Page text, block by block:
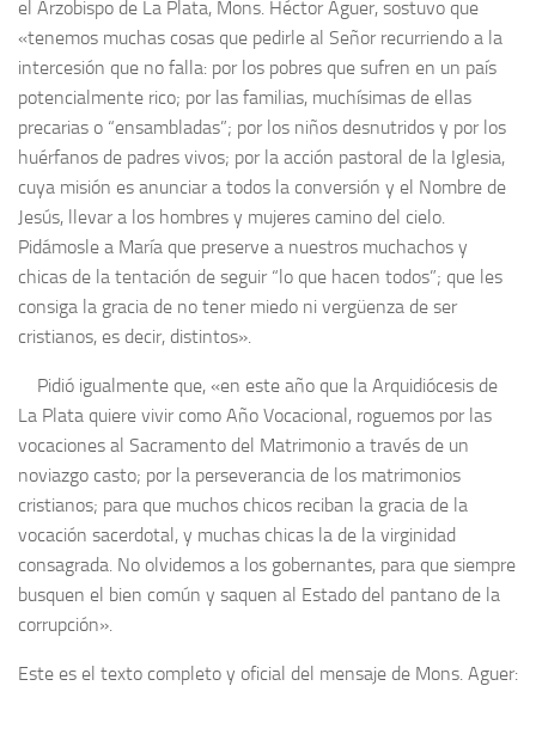
el Arzobispo de La Plata, Mons. Héctor Aguer, sostuvo que
«tenemos muchas cosas que pedirle al Señor recurriendo a la
intercesión que no falla: por los pobres que sufren en un país
potencialmente rico; por las familias, muchísimas de ellas
precarias o “ensambladas”; por los niños desnutridos y por los
huérfanos de padres vivos; por la acción pastoral de la Iglesia,
cuya misión es anunciar a todos la conversión y el Nombre de
Jesús, llevar a los hombres y mujeres camino del cielo.
Pidámosle a María que preserve a nuestros muchachos y
chicas de la tentación de seguir “lo que hacen todos”; que les
consiga la gracia de no tener miedo ni vergüenza de ser
cristianos, es decir, distintos».
Pidió igualmente que, «en este año que la Arquidiócesis de
La Plata quiere vivir como Año Vocacional, roguemos por las
vocaciones al Sacramento del Matrimonio a través de un
noviazgo casto; por la perseverancia de los matrimonios
cristianos; para que muchos chicos reciban la gracia de la
vocación sacerdotal, y muchas chicas la de la virginidad
consagrada. No olvidemos a los gobernantes, para que siempre
busquen el bien común y saquen al Estado del pantano de la
corrupción».
Este es el texto completo y oficial del mensaje de Mons. Aguer: